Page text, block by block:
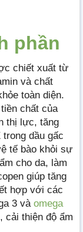
phần
chiết xuất từ
và chất
toàn diện.
chất của
thị lực, tăng
dầu gấc
tế bào khỏi sự
cho da, làm
giúp tăng
hợp với các
3 và omega
cải thiện độ ẩm